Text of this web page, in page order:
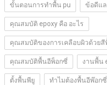
ขั้นตอนการทำพื้น pu ข้อดีแ
คุณสมบัติ epoxy คือ อะไร
คุณสมบัติของการเคลือบผิวด้วย
คุณสมบัติพื้นอีพ็อกซี่ งานพื้น
ตั้งพื้นพียู ทำไมต้องพื้นอีพ๊อกซี่